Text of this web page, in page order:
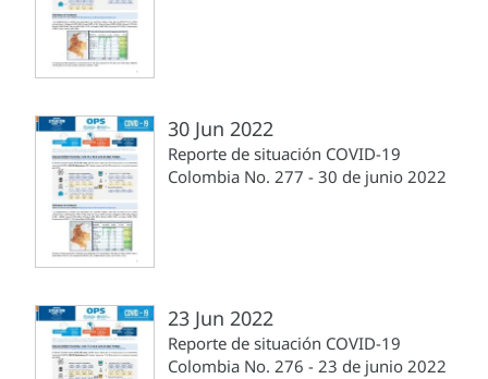
30 Jun 2022
Reporte de situación COVID-19
Colombia No. 277 - 30 de junio 2022
23 Jun 2022
Reporte de situación COVID-19
Colombia No. 276 - 23 de junio 2022